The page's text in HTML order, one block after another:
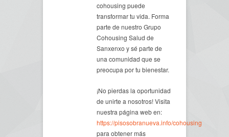
cohousing puede
transformar tu vida. Forma
parte de nuestro Grupo
Cohousing Salud de
Sanxenxo y sé parte de
una comunidad que se
preocupa por tu bienestar.
¡No pierdas la oportunidad
de unirte a nosotros! Visita
nuestra página web en:
https://pisosobranueva.info/cohousing
para obtener más